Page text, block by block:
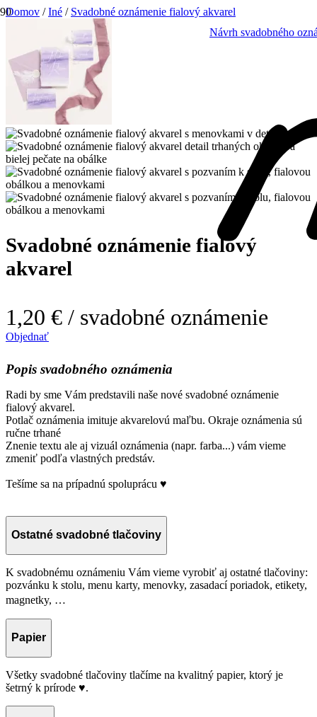
Návrh svadobného
Domov / Iné / Svadobné oznámenie fialový akvarel
Svadobné oznámenie fialový
akvarel
1,20 € / svadobné oznámenie
Objednať
Popis svadobného oznámenia
Radi by sme Vám predstavili naše nové svadobné oznámenie
fialový akvarel.
Potlač oznámenia imituje akvarelovú maľbu. Okraje oznámenia sú
ručne trhané
Znenie textu ale aj vizuál oznámenia (napr. farba...) vám vieme
zmeniť podľa vlastných predstáv.
Tešíme sa na prípadnú spoluprácu ♥
Ostatné svadobné tlačoviny
K svadobnému oznámeniu Vám vieme vyrobiť aj ostatné tlačoviny:
pozvánku k stolu, menu karty, menovky, zasadací poriadok, etikety,
magnetky, …
Papier
Všetky svadobné tlačoviny tlačíme na kvalitný papier, ktorý je
šetrný k prírode ♥.